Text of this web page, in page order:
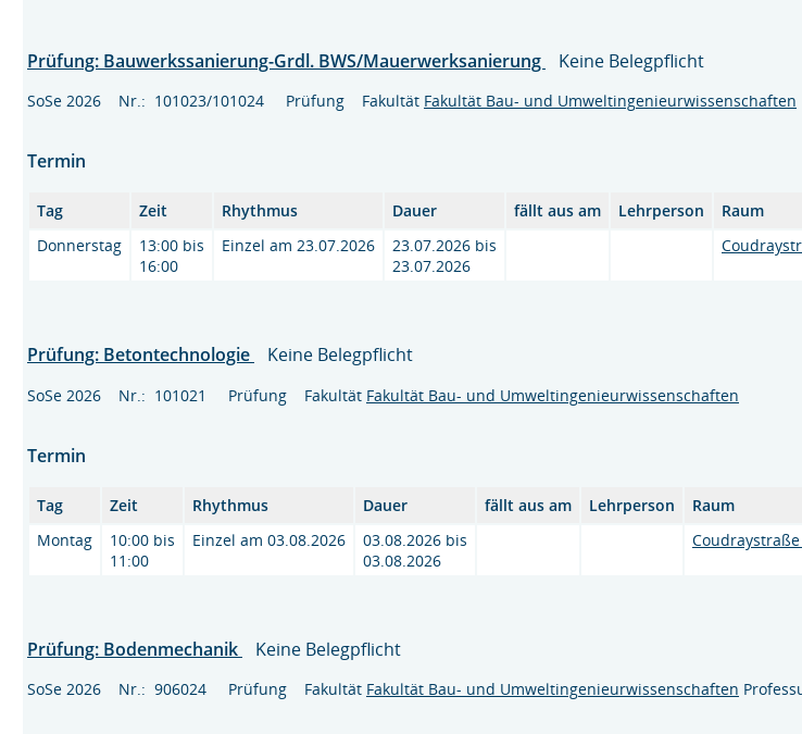
Prüfung: Bauwerkssanierung-Grdl. BWS/Mauerwerksanierung Keine Belegpflicht
SoSe 2026 Nr.: 101023/101024 Prüfung Fakultät Fakultät Bau- und Umweltingenieurwissenschaften
Termin
Tag Zeit Rhythmus Dauer fällt aus am Lehrperson Raum
Donnerstag
13:00 bis
16:00
Einzel am 23.07.2026
23.07.2026 bis
23.07.2026
Prüfung: Betontechnologie Keine Belegpflicht
SoSe 2026 Nr.: 101021 Prüfung Fakultät Fakultät Bau- und Umweltingenieurwissenschaften
Termin
Tag Zeit Rhythmus Dauer fällt aus am Lehrperson Raum
Montag
10:00 bis
11:00
Einzel am 03.08.2026
03.08.2026 bis
03.08.2026
Prüfung: Bodenmechanik Keine Belegpflicht
SoSe 2026 Nr.: 906024 Prüfung Fakultät Fakultät Bau- und Umweltingenieurwissenschaften